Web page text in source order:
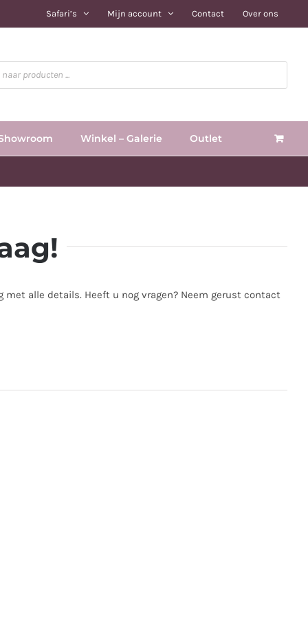
Safari’s Mijn account Contact Over ons
Winkel – Galerie Outlet
alle details. Heeft u nog vragen? Neem gerust contact